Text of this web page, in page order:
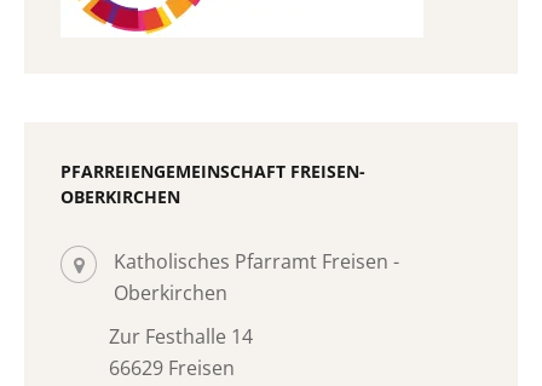
PFARREIENGEMEINSCHAFT FREISEN-
OBERKIRCHEN
Katholisches Pfarramt Freisen -
Oberkirchen
Zur Festhalle 14
66629 Freisen